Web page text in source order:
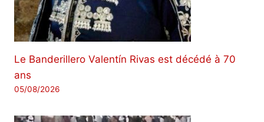
Le Banderillero Valentín Rivas est décédé à 70
ans
05/08/2026